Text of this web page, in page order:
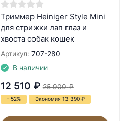
Триммер Heiniger Style Mini
для стрижки лап глаз и
хвоста собак кошек
Артикул: 707-280
В наличии
12 510 ₽ 25 900 ₽
- 52% Экономия 13 390 ₽